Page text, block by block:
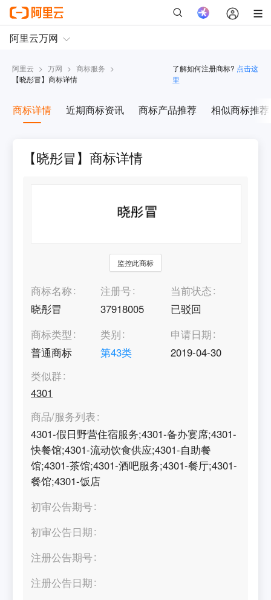
阿里云 > 万网 > 商标服务 >
【晓彤冒】商标详情
了解如何注册商标? 点击这
里
商标详情 近期商标资讯 商标产品推荐 相似商标推荐
【晓彤冒】商标详情
监控此商标
商标名称
晓彤冒
注册号
37918005
当前状态
已驳回
商标类型
普通商标
类别
第43类
申请日期
2019-04-30
类似群
4301
商品/服务列表
4301-假日野营住宿服务;4301-备办宴席;4301-
快餐馆;4301-流动饮食供应;4301-自助餐
馆;4301-茶馆;4301-酒吧服务;4301-餐厅;4301-
餐馆;4301-饭店
初审公告期号
初审公告日期
注册公告期号
注册公告日期